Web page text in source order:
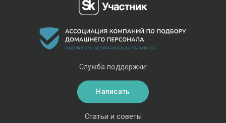
Статьи и советы
Служба поддержки:
Написать